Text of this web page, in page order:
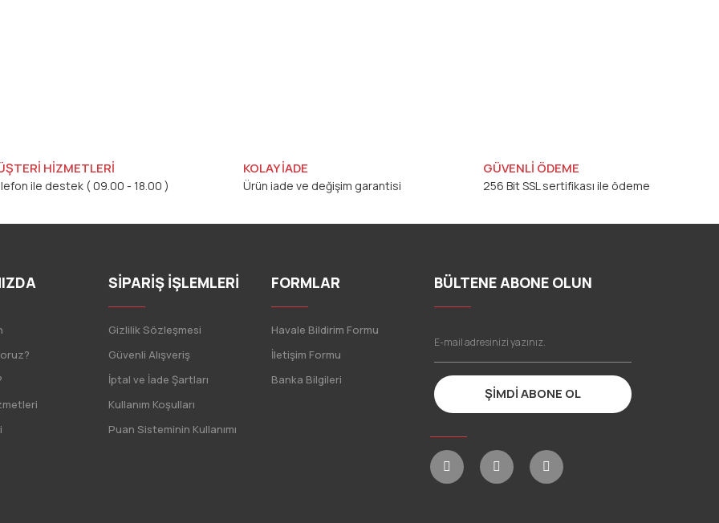
HİZMETLERİ
ile destek ( 09.00 - 18.00 )
KOLAY İADE
Ürün iade ve değişim garantisi
GÜVENLİ ÖDEME
256 Bit SSL sertifikası ile ödeme
SİPARİŞ İŞLEMLERİ
Gizlilik Sözleşmesi
Güvenli Alışveriş
İptal ve İade Şartları
Kullanım Koşulları
Puan Sisteminin Kullanımı
FORMLAR
Havale Bildirim Formu
İletişim Formu
Banka Bilgileri
BÜLTENE ABONE OLUN
ŞİMDİ ABONE OL